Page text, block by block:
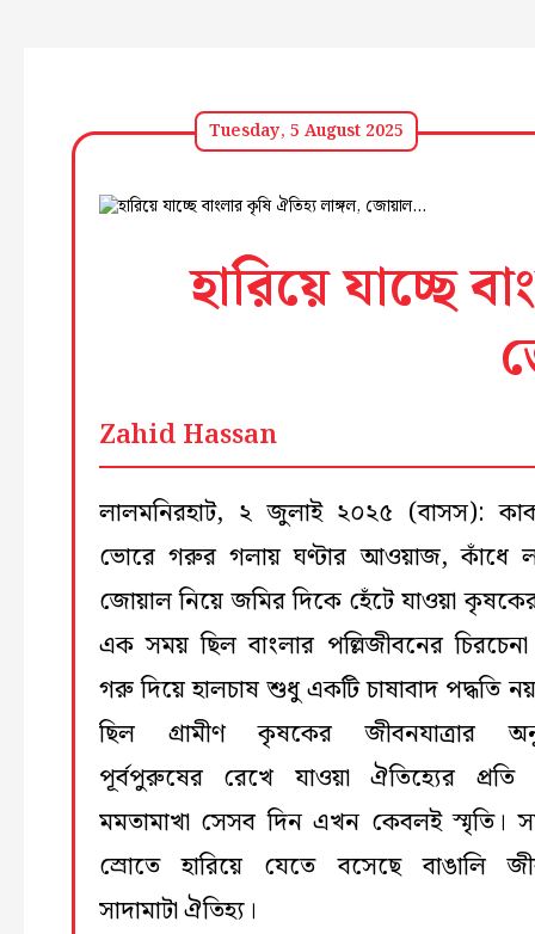
Tuesday, 5 August 2025
হারিয়ে যাচ্ছে
Zahid Hassan
লালমনিরহাট, ২ জুলাই ২০২৫ (বাসস):
ভোরে গরুর গলায় ঘণ্টার আওয়াজ, কাঁধে
জোয়াল নিয়ে জমির দিকে হেঁটে যাওয়া
এক সময় ছিল বাংলার পল্লিজীবনের
গরু দিয়ে হালচাষ শুধু একটি চাষাবাদ পদ্ধতি
ছিল গ্রামীণ কৃষকের জীবনযাত্রার
পূর্বপুরুষের রেখে যাওয়া ঐতিহ্যের প্রতি
মমতামাখা সেসব দিন এখন কেবলই স্মৃতি।
স্রোতে হারিয়ে যেতে বসেছে বাঙালি
সাদামাটা ঐতিহ্য।